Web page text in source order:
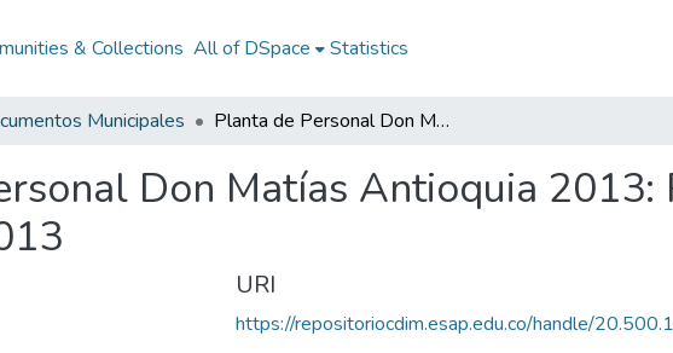
& Collections All of DSpace Statistics
Municipales Planta de Personal Don Matías Antioquia 2013: PP Don Matías Antioquia 2013
Don Matías Antioquia 2013:
URI
https://repositoriocdim.esap.edu.co/handle/